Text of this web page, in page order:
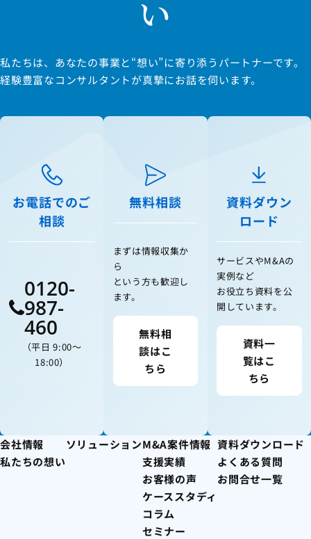
い
私たちは、あなたの事業と“想い”に寄り添うパートナーです。
経験豊富なコンサルタントが真摯にお話を伺います。
お電話でのご
相談
0120-
987-
460
（平日 9:00〜
18:00）
無料相談
まずは情報収集か
ら
という方も歓迎し
ます。
無料相
談はこ
ちら
資料ダウン
ロード
サービスやM&Aの
実例など
お役立ち資料を公
開しています。
資料一
覧はこ
ちら
会社情報
私たちの想い
ソリューションM&A案件情報
支援実績
お客様の声
ケーススタディ
コラム
セミナー
資料ダウンロード
よくある質問
お問合せ一覧